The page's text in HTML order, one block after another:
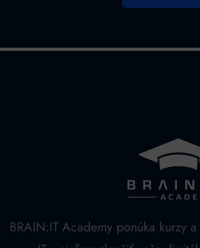
BRAIN:IT Academy ponúka kurzy